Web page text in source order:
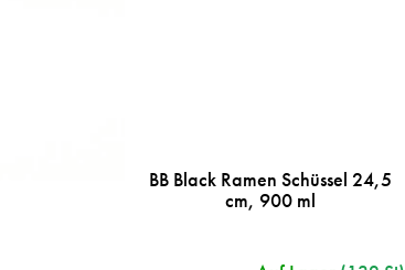
BB Black Ramen Schüssel 24,5
cm, 900 ml